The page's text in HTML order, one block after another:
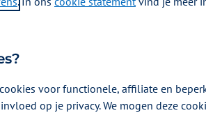
voor functionele, affiliate en
op je privacy. We mogen deze